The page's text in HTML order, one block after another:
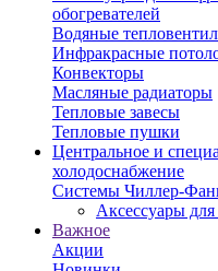
обогревателей
Водяные
Инфракрасные
Конвекторы
Масляные радиаторы
Тепловые завесы
Тепловые пушки
Центральное и
холодоснабжение
Системы Чиллер-
Аксессуары
Важное
Акции